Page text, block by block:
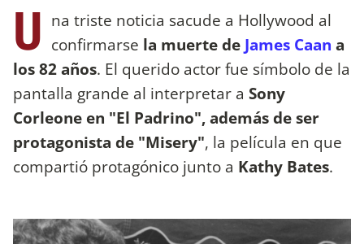
U na triste noticia sacude a Hollywood al
confirmarse la muerte de James Caan a
los 82 años. El querido actor fue símbolo de la
pantalla grande al interpretar a Sony
Corleone en "El Padrino", además de ser
protagonista de "Misery", la película en que
compartió protagónico junto a Kathy Bates.